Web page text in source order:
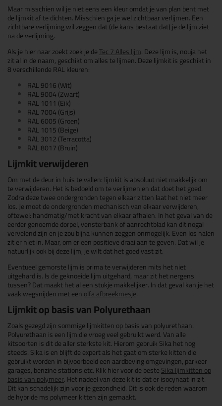
Maar misschien wil je niet eens een kleur omdat je van plan bent met
de lijmkit af te dichten. Misschien ga je wel zichtbaar verlijmen. Een
zichtbare verlijming wil zeggen dat (de kans bestaat dat) je de lijm ziet
na de verlijming.
Als je hier naar zoekt zoek je deTec 7 Alles lijm. Deze lijm is, nouja het
zit al in de naam, geschikt om alles te lijmen. Deze lijmkit is geschikt in
8 verschillende RAL kleuren:
RAL 9016 (Wit)
RAL 9004 (Zwart)
RAL 1011 (Eik)
RAL 7004 (Grijs)
RAL 6005 (Groen)
RAL 1015 (Beige)
RAL 3012 (Terracotta)
RAL 8017 (Bruin)
Lijmkit verwijderen
Om met de deur in huis te vallen: lijmkit is absoluut niet makkelijk om
te verwijderen. Het is bedoeld om te verlijmen en dat doet het goed.
Zodra deze twee ondergronden tegen elkaar zitten laat het niet meer
los. Je moet de ondergronden mechanisch van elkaar verwijderen,
oftewel: handmatig/met kracht van elkaar afhalen. In het geval van de
eerder genoemde dorpel, vensterbank of aanrechtblad kan dit nogal
vervelend zijn en je zou bijna kunnen zeggen onmogelijk. Even los halen
zit er niet in. Maar, om er een positieve draai aan te geven. Dat wil je
natuurlijk ook bij deze lijm, je wilt dat het goed vast zit.
Eventueel gemorste lijm is prima te verwijderen mits het niet
uitgehard is. Is de geknoeide lijm uitgehard, maar zit het nergens
tussen? Dat maakt het al een stukje makkelijker. In dat geval kan je het
vaak wegsnijden met eenolfa afbreekmesje.
Lijmkit op basis van Polyurethaan
Zoals gezegd zijn sommige lijmkitten op basis van polyurethaan.
Polyurethaan is een lijm die vroeg veel gebruikt werd. Van alle
kitsoorten is dit de aller sterkste kit. Hierom gebruik Sika het nog
steeds. Sika is en blijft de expert als het gaat om sterke kitten die
gebruikt worden in bijvoorbeeld een aardbeving omgevingen, parkeer
garages, benzine stations etc. Klik hier voor de besteSika lijmkitten op
basis van polymeer. Het nadeel van deze kit is dat er isocynaat in zit.
Dit kan schadelijk zijn voor je gezondheid. Dit is ook de reden waarom
de hybride ms polymeer kitten zijn gemaakt.